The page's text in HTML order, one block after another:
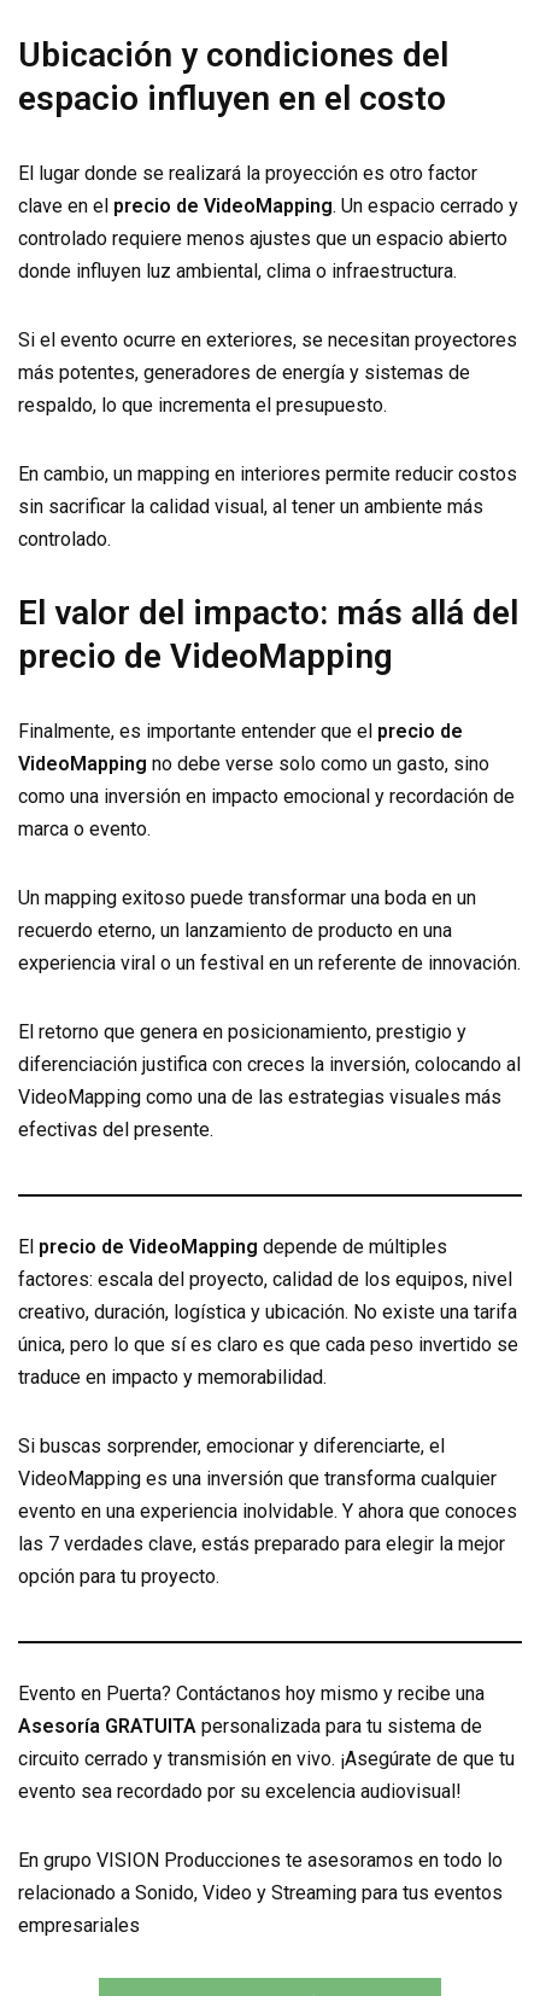
Ubicación y condiciones del
espacio influyen en el costo
El lugar donde se realizará la proyección es otro factor
clave en el precio de VideoMapping. Un espacio cerrado y
controlado requiere menos ajustes que un espacio abierto
donde influyen luz ambiental, clima o infraestructura.
Si el evento ocurre en exteriores, se necesitan proyectores
más potentes, generadores de energía y sistemas de
respaldo, lo que incrementa el presupuesto.
En cambio, un mapping en interiores permite reducir costos
sin sacrificar la calidad visual, al tener un ambiente más
controlado.
El valor del impacto: más allá del
precio de VideoMapping
Finalmente, es importante entender que el precio de
VideoMapping no debe verse solo como un gasto, sino
como una inversión en impacto emocional y recordación de
marca o evento.
Un mapping exitoso puede transformar una boda en un
recuerdo eterno, un lanzamiento de producto en una
experiencia viral o un festival en un referente de innovación.
El retorno que genera en posicionamiento, prestigio y
diferenciación justifica con creces la inversión, colocando al
VideoMapping como una de las estrategias visuales más
efectivas del presente.
El precio de VideoMapping depende de múltiples
factores: escala del proyecto, calidad de los equipos, nivel
creativo, duración, logística y ubicación. No existe una tarifa
única, pero lo que sí es claro es que cada peso invertido se
traduce en impacto y memorabilidad.
Si buscas sorprender, emocionar y diferenciarte, el
VideoMapping es una inversión que transforma cualquier
evento en una experiencia inolvidable. Y ahora que conoces
las 7 verdades clave, estás preparado para elegir la mejor
opción para tu proyecto.
Evento en Puerta? Contáctanos hoy mismo y recibe una
Asesoría GRATUITA personalizada para tu sistema de
circuito cerrado y transmisión en vivo. ¡Asegúrate de que tu
evento sea recordado por su excelencia audiovisual!
En grupo VISION Producciones te asesoramos en todo lo
relacionado a Sonido, Video y Streaming para tus eventos
empresariales